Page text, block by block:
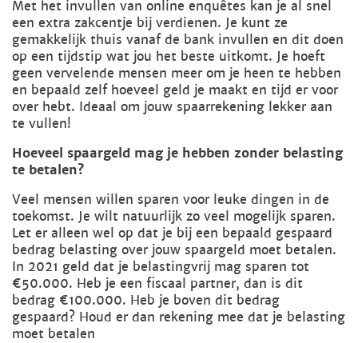
Met het invullen van online enquêtes kan je al snel
een extra zakcentje bij verdienen. Je kunt ze
gemakkelijk thuis vanaf de bank invullen en dit doen
op een tijdstip wat jou het beste uitkomt. Je hoeft
geen vervelende mensen meer om je heen te hebben
en bepaald zelf hoeveel geld je maakt en tijd er voor
over hebt. Ideaal om jouw spaarrekening lekker aan
te vullen!
Hoeveel spaargeld mag je hebben zonder belasting
te betalen?
Veel mensen willen sparen voor leuke dingen in de
toekomst. Je wilt natuurlijk zo veel mogelijk sparen.
Let er alleen wel op dat je bij een bepaald gespaard
bedrag belasting over jouw spaargeld moet betalen.
In 2021 geld dat je belastingvrij mag sparen tot
€50.000. Heb je een fiscaal partner, dan is dit
bedrag €100.000. Heb je boven dit bedrag
gespaard? Houd er dan rekening mee dat je belasting
moet betalen